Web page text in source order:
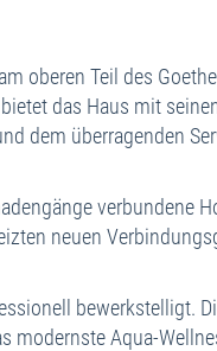
Mineral- und
Tschechien
Anreise
oberen Teil des
das Haus mit
dem überragenden
verbundene
neuen
bewerkstelligt.
Aqua-